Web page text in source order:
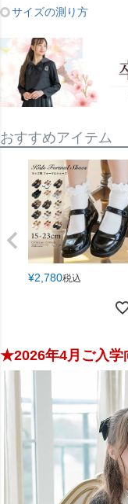
サイズの測り方
おすすめアイテム
¥2,780税込
★2026年4月ご入学